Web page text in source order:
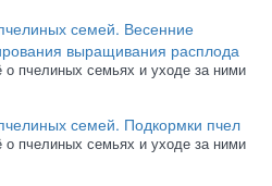
семей. Весенние
выращивания расплода
о пчелиных семьях и уходе за ними
семей. Подкормки пчел
о пчелиных семьях и уходе за ними